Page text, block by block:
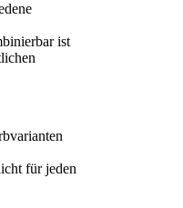
ist
für jeden